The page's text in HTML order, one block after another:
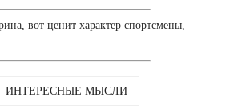
вот ценит характер спортсмены,
ИНТЕРЕСНЫЕ МЫСЛИ